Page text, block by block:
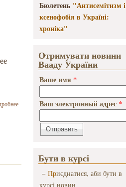
пошаною
о Бернар-
Анри Леви:
исторический
Бюлетень "Антисемітизм і
ксенофобія в Україні:
хроніка"
Отримувати новини
Вааду України
Ваше имя *
Ваш электронный адрес *
Бути в курсі
– Приєднатися, аби бути в
курсі новин